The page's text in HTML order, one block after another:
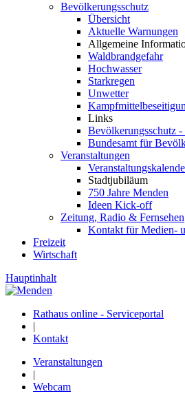
Bevölkerungsschutz
Übersicht
Aktuelle Warnungen
Allgemeine
Waldbrandgefahr
Hochwasser
Starkregen
Unwetter
Links
Bevölkerungsschutz
Bundesamt für
Veranstaltungen
Stadtjubiläum
750 Jahre Menden
Ideen Kick-off
Zeitung, Radio & Fernsehen
Kontakt für Medien-
Freizeit
Wirtschaft
Hauptinhalt
Rathaus online - Serviceportal
|
Kontakt
Veranstaltungen
|
Webcam